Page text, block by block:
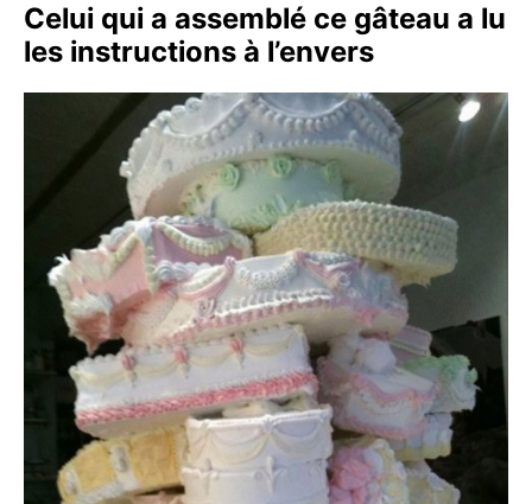
Celui qui a assemblé ce gâteau a lu
les instructions à l’envers